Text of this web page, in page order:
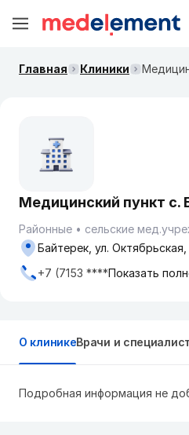
Главная Клиники
Медицинский пункт с.
Районные
сельские
Байтерек, ул. Октябрьская,
+7 (7153 ****Показать
О клиникеВрачи и
Подробная информация не